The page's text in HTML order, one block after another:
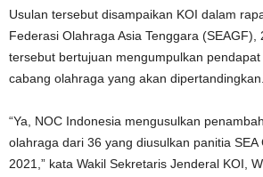
Usulan tersebut disampaikan KOI dalam
Federasi Olahraga Asia Tenggara (SEAGF),
tersebut bertujuan mengumpulkan
cabang olahraga yang akan dipertandingkan.
“Ya, NOC Indonesia mengusulkan
olahraga dari 36 yang diusulkan panitia SEA
2021,” kata Wakil Sekretaris Jenderal KOI,